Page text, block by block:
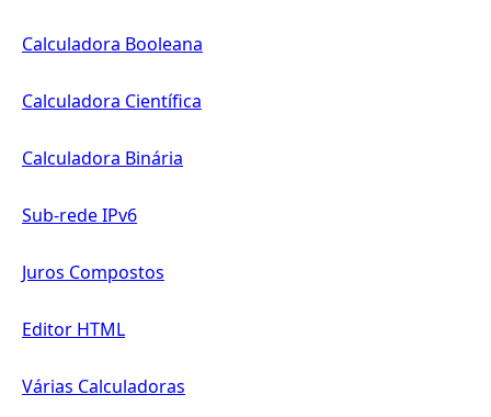
Calculadora Booleana
Calculadora Científica
Calculadora Binária
Sub-rede IPv6
Juros Compostos
Editor HTML
Várias Calculadoras